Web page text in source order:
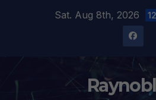
Sat. Aug 8th, 2026